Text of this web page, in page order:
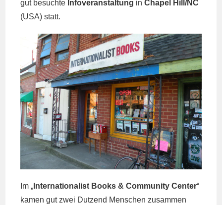
gut besuchte Infoveranstaltung inChapel Hill/NC
(USA) statt.
Im „ Internationalist Books & Community Center“
kamen gut zwei Dutzend Menschen zusammen